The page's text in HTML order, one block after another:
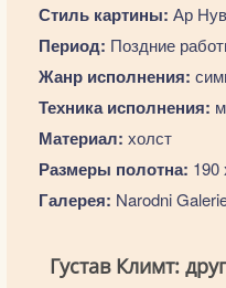
Стиль картины: Ар
Период: Поздние
Жанр исполнения:
Техника исполнения:
Материал: холст
Размеры полотна: 190
Галерея: Narodni
Густав Климт: